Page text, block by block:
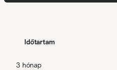
Időtartam
3 hónap